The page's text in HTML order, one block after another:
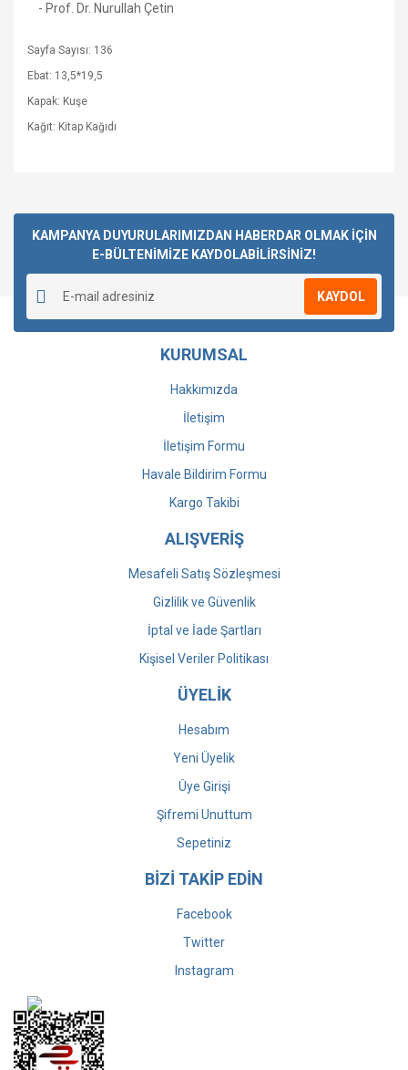
- Prof. Dr. Nurullah Çetin
Sayfa Sayısı: 136
Ebat: 13,5*19,5
Kapak: Kuşe
Kağıt: Kitap Kağıdı
KAMPANYA DUYURULARIMIZDAN HABERDAR OLMAK İÇİN
E-BÜLTENİMİZE KAYDOLABİLİRSİNİZ!
KAYDOL
KURUMSAL
Hakkımızda
İletişim
İletişim Formu
Havale Bildirim Formu
Kargo Takibi
ALIŞVERİŞ
Mesafeli Satış Sözleşmesi
Gizlilik ve Güvenlik
İptal ve İade Şartları
Kişisel Veriler Politikası
ÜYELİK
Hesabım
Yeni Üyelik
Üye Girişi
Şifremi Unuttum
Sepetiniz
BİZİ TAKİP EDİN
Facebook
Twitter
Instagram